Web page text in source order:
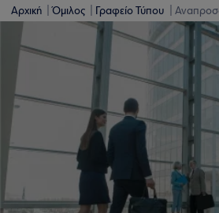
Αρχική Όμιλος Γραφείο Τύπου